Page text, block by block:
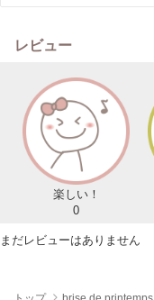
レビュー
楽しい！
0
まだレビューはありません